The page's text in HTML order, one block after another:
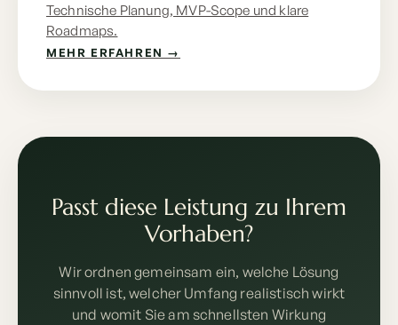
Technische Planung, MVP-Scope und klare
Roadmaps.
MEHR ERFAHREN →
Passt diese Leistung zu Ihrem
Vorhaben?
Wir ordnen gemeinsam ein, welche Lösung
sinnvoll ist, welcher Umfang realistisch wirkt
und womit Sie am schnellsten Wirkung